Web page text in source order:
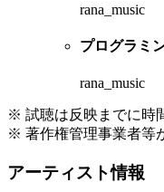
rana_music
プログラミ
rana_music
※ 試聴は反映までに時
※ 著作権管理事業者等
アーティスト情報